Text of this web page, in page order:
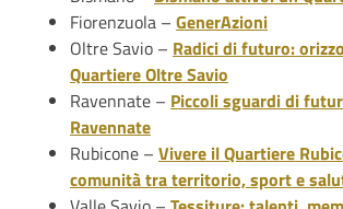
Fiorenzuola – GenerAzioni
Oltre Savio – Radici di futuro:
Quartiere Oltre Savio
Ravennate – Piccoli sguardi di
Ravennate
Rubicone – Vivere il Quartiere
comunità tra territorio, sport e